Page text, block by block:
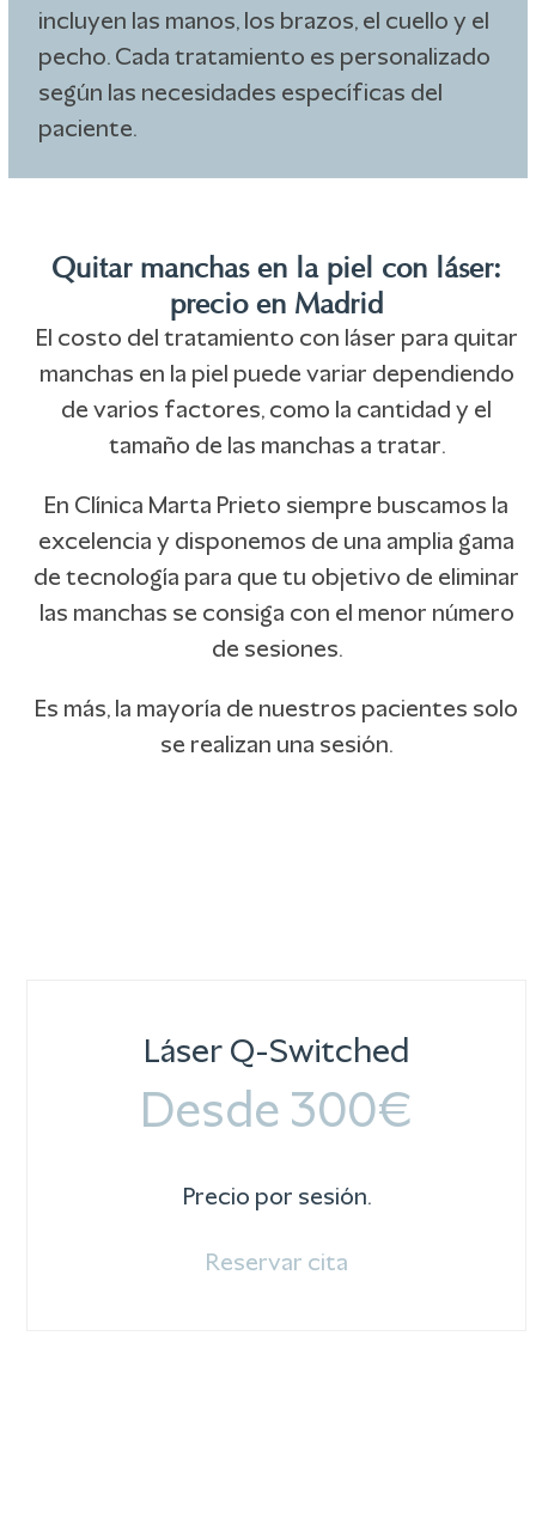
incluyen las manos, los brazos, el cuello y el
pecho. Cada tratamiento es personalizado
según las necesidades específicas del
paciente.
Quitar manchas en la piel con láser:
precio en Madrid
El costo del tratamiento con láser para quitar
manchas en la piel puede variar dependiendo
de varios factores, como la cantidad y el
tamaño de las manchas a tratar.
En Clínica Marta Prieto siempre buscamos la
excelencia y disponemos de una amplia gama
de tecnología para que tu objetivo de eliminar
las manchas se consiga con el menor número
de sesiones.
Es más, la mayoría de nuestros pacientes solo
se realizan una sesión.
Láser Q-Switched
Desde 300€
Precio por sesión.
Reservar cita